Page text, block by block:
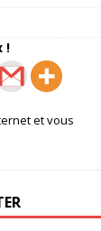
!
et vous